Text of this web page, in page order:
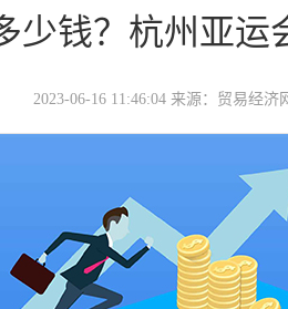
少钱？杭州亚运
2023-06-16 11:46:04 来源：贸易经济